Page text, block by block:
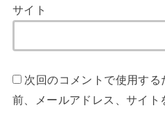
サイト
次回のコメントで使用す
前、メールアドレス、サイト